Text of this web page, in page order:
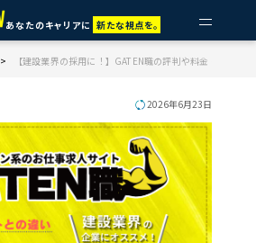
あなたのキャリアに 新たな視点を。
> 【建設業界の採用に！】GATEN職の評判や料金・サービ
2026年6月23日